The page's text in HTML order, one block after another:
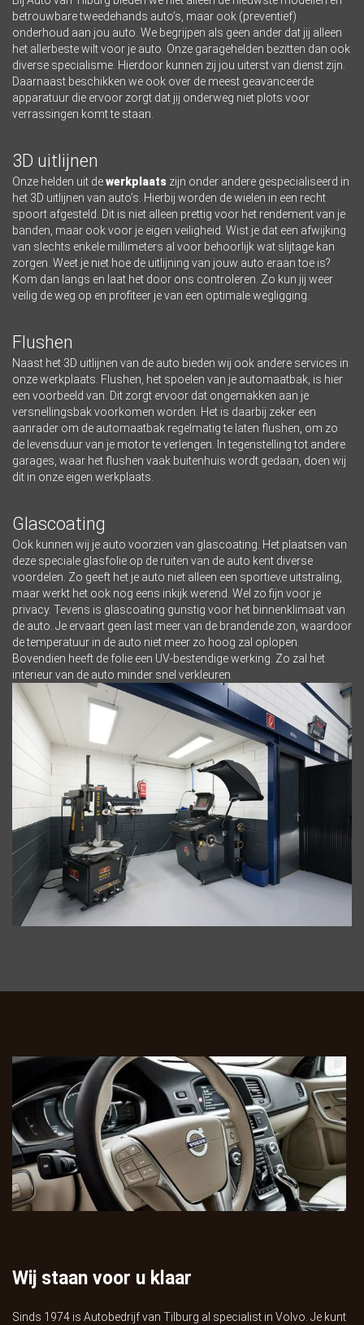
betrouwbare tweedehands auto’s, maar ook (preventief)
onderhoud aan jou auto. We begrijpen als geen ander dat jij alleen
het allerbeste wilt voor je auto. Onze garagehelden bezitten dan ook
diverse specialisme. Hierdoor kunnen zij jou uiterst van dienst zijn.
Daarnaast beschikken we ook over de meest geavanceerde
apparatuur die ervoor zorgt dat jij onderweg niet plots voor
verrassingen komt te staan.
3D uitlijnen
Onze helden uit dewerkplaats zijn onder andere gespecialiseerd in
het 3D uitlijnen van auto’s. Hierbij worden de wielen in een recht
spoort afgesteld. Dit is niet alleen prettig voor het rendement van je
banden, maar ook voor je eigen veiligheid. Wist je dat een afwijking
van slechts enkele millimeters al voor behoorlijk wat slijtage kan
zorgen. Weet je niet hoe de uitlijning van jouw auto eraan toe is?
Kom dan langs en laat het door ons controleren. Zo kun jij weer
veilig de weg op en profiteer je van een optimale wegligging.
Flushen
Naast het 3D uitlijnen van de auto bieden wij ook andere services in
onze werkplaats. Flushen, het spoelen van je automaatbak, is hier
een voorbeeld van. Dit zorgt ervoor dat ongemakken aan je
versnellingsbak voorkomen worden. Het is daarbij zeker een
aanrader om de automaatbak regelmatig te laten flushen, om zo
de levensduur van je motor te verlengen. In tegenstelling tot andere
garages, waar het flushen vaak buitenhuis wordt gedaan, doen wij
dit in onze eigen werkplaats.
Glascoating
Ook kunnen wij je auto voorzien van glascoating. Het plaatsen van
deze speciale glasfolie op de ruiten van de auto kent diverse
voordelen. Zo geeft het je auto niet alleen een sportieve uitstraling,
maar werkt het ook nog eens inkijk werend. Wel zo fijn voor je
privacy. Tevens is glascoating gunstig voor het binnenklimaat van
de auto. Je ervaart geen last meer van de brandende zon, waardoor
de temperatuur in de auto niet meer zo hoog zal oplopen.
Bovendien heeft de folie een UV-bestendige werking. Zo zal het
interieur van de auto minder snel verkleuren.
Wij staan voor u klaar
Sinds 1974 is Autobedrijf van Tilburg al specialist in Volvo. Je kunt